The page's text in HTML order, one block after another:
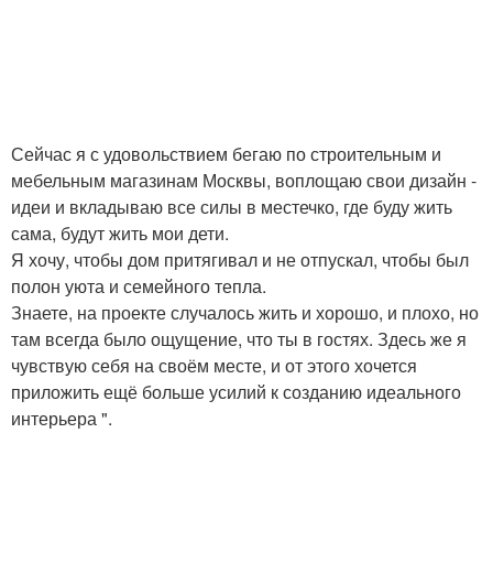
Сейчас я с удовольствием бегаю по строительным и
мебельным магазинам Москвы, воплощаю свои дизайн -
идеи и вкладываю все силы в местечко, где буду жить
сама, будут жить мои дети.
Я хочу, чтобы дом притягивал и не отпускал, чтобы был
полон уюта и семейного тепла.
Знаете, на проекте случалось жить и хорошо, и плохо, но
там всегда было ощущение, что ты в гостях. Здесь же я
чувствую себя на своём месте, и от этого хочется
приложить ещё больше усилий к созданию идеального
интерьера ".